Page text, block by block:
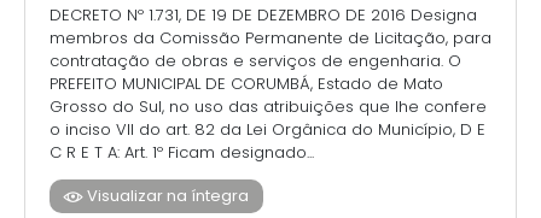
DECRETO Nº 1.731, DE 19 DE DEZEMBRO DE 2016 Designa
membros da Comissão Permanente de Licitação, para
contratação de obras e serviços de engenharia. O
PREFEITO MUNICIPAL DE CORUMBÁ, Estado de Mato
Grosso do Sul, no uso das atribuições que lhe confere
o inciso VII do art. 82 da Lei Orgânica do Município, D E
C R E T A: Art. 1º Ficam designado...
Visualizar na íntegra